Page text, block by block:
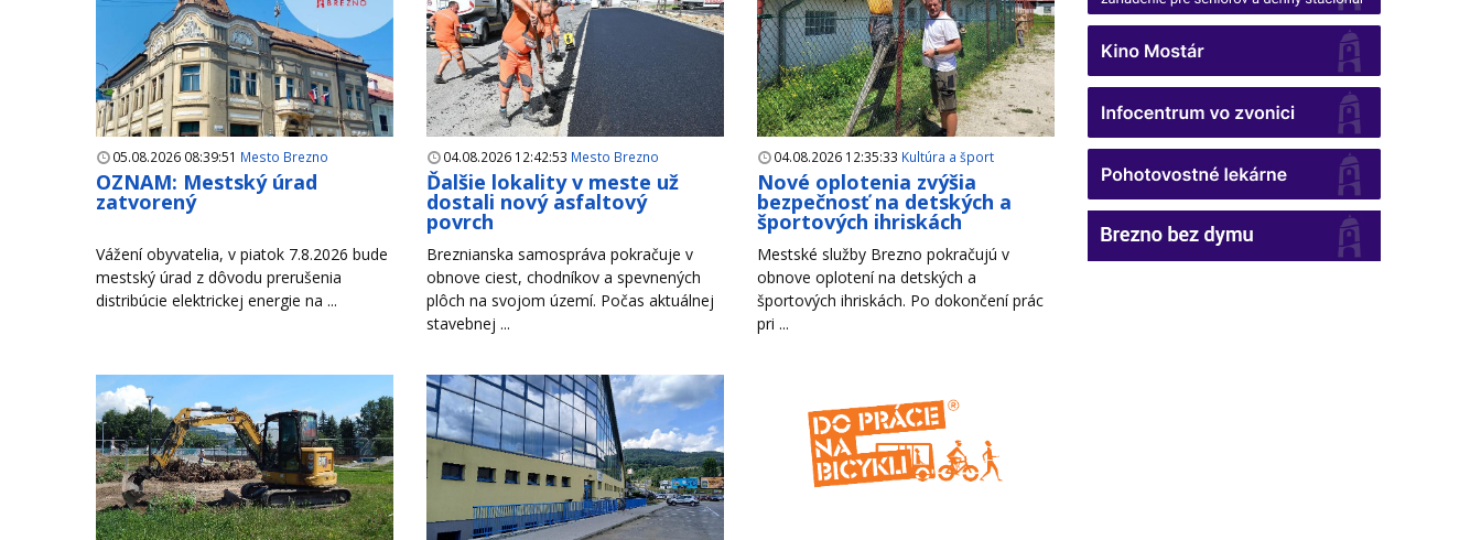
05.08.2026 08:39:51 Mesto Brezno
OZNAM: Mestský úrad
zatvorený
Vážení obyvatelia, v piatok 7.8.2026 bude
mestský úrad z dôvodu prerušenia
distribúcie elektrickej energie na ...
04.08.2026 12:42:53 Mesto Brezno
Ďalšie lokality v meste už
dostali nový asfaltový
povrch
Breznianska samospráva pokračuje v
obnove ciest, chodníkov a spevnených
plôch na svojom území. Počas aktuálnej
stavebnej ...
04.08.2026 12:35:33 Kultúra a šport
Nové oplotenia zvýšia
bezpečnosť na detských a
športových ihriskách
Mestské služby Brezno pokračujú v
obnove oplotení na detských a
športových ihriskách. Po dokončení prác
pri ...